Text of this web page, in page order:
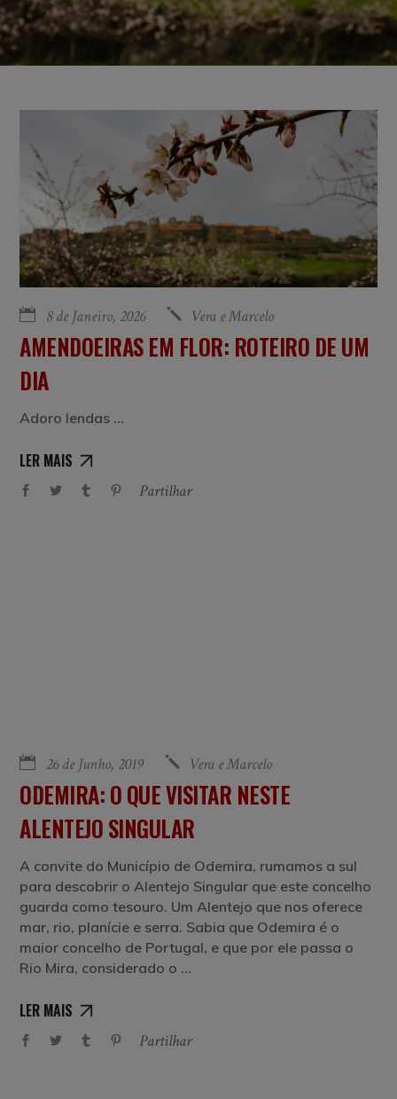
8 de Janeiro, 2026 Vera e Marcelo
AMENDOEIRAS EM FLOR: ROTEIRO DE UM
DIA
Adoro lendas
LER MAIS
Partilhar
26 de Junho, 2019 Vera e Marcelo
ODEMIRA: O QUE VISITAR NESTE
ALENTEJO SINGULAR
A convite do Município de Odemira, rumamos a sul
para descobrir o Alentejo Singular que este concelho
guarda como tesouro. Um Alentejo que nos oferece
mar, rio, planície e serra. Sabia que Odemira é o
maior concelho de Portugal, e que por ele passa o
Rio Mira, considerado o
LER MAIS
Partilhar